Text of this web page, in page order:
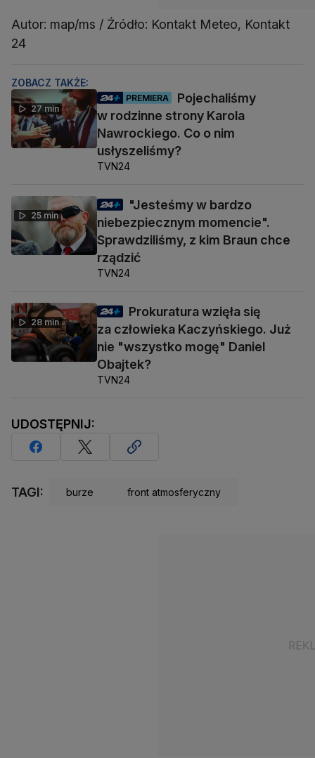
Autor: map/ms / Źródło: Kontakt Meteo, Kontakt
24
ZOBACZ TAKŻE:
27 min
PREMIERA
Pojechaliśmy
w rodzinne strony Karola
Nawrockiego. Co o nim
usłyszeliśmy?
TVN24
25 min
"Jesteśmy w bardzo
niebezpiecznym momencie".
Sprawdziliśmy, z kim Braun chce
rządzić
TVN24
28 min
Prokuratura wzięła się
za człowieka Kaczyńskiego. Już
nie "wszystko mogę" Daniel
Obajtek?
TVN24
UDOSTĘPNIJ:
TAGI: burze front atmosferyczny